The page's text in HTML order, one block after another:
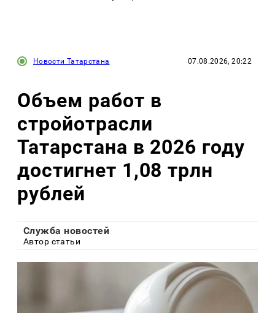
Новости Татарстана 07.08.2026, 20:22
Объем работ в
стройотрасли
Татарстана в 2026 году
достигнет 1,08 трлн
рублей
Служба новостей
Автор статьи